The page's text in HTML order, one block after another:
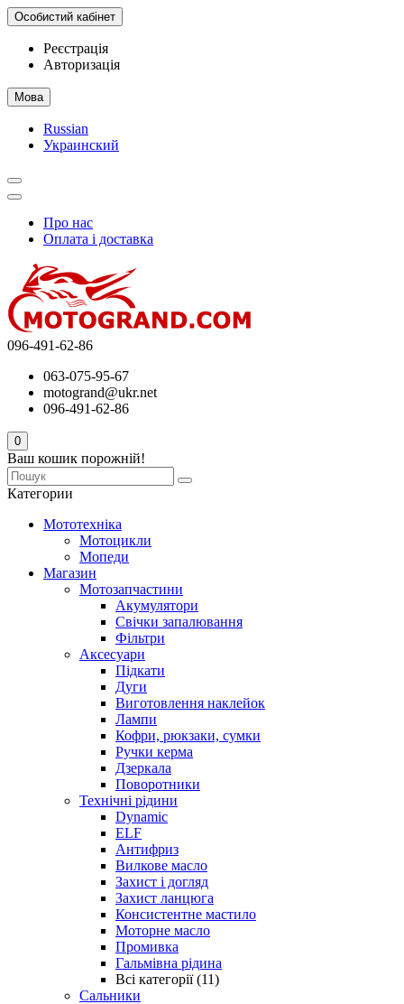
Особистий кабінет
Реєстрація
Авторизація
Мова
Russian
Украинский
Про нас
Оплата і доставка
096-491-62-86
063-075-95-67
motogrand@ukr.net
096-491-62-86
0
Ваш кошик порожній!
Категории
Мототехніка
Мотоцикли
Мопеди
Магазин
Мотозапчастини
Акумулятори
Свічки запалювання
Фільтри
Аксесуари
Підкати
Дуги
Виготовлення наклейок
Лампи
Кофри, рюкзаки, сумки
Ручки керма
Дзеркала
Поворотники
Технічні рідини
Dynamic
ELF
Антифриз
Вилкове масло
Захист і догляд
Захист ланцюга
Консистентне мастило
Моторне масло
Промивка
Гальмівна рідина
Всі категорії (11)
Сальники